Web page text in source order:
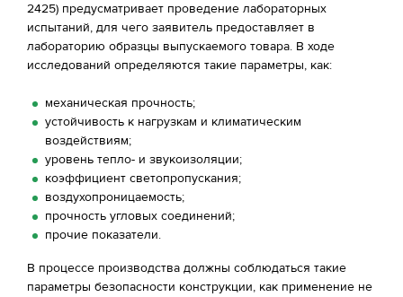
2425) предусматривает проведение лабораторных
испытаний, для чего заявитель предоставляет в
лабораторию образцы выпускаемого товара. В ходе
исследований определяются такие параметры, как:
механическая прочность;
устойчивость к нагрузкам и климатическим
воздействиям;
уровень тепло- и звукоизоляции;
коэффициент светопропускания;
воздухопроницаемость;
прочность угловых соединений;
прочие показатели.
В процессе производства должны соблюдаться такие
параметры безопасности конструкции, как применение не